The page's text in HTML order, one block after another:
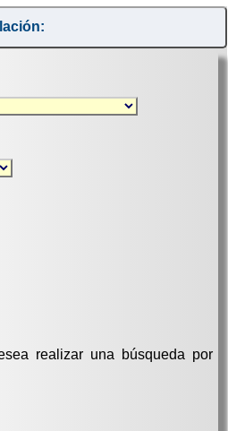
realizar una búsqueda por